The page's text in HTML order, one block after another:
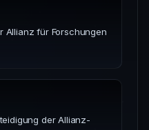
Allianz für Forschungen
der Allianz-